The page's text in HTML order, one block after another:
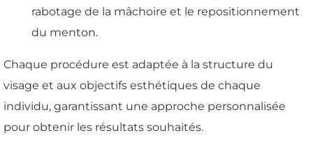
rabotage de la mâchoire et le repositionnement
du menton.
Chaque procédure est adaptée à la structure du
visage et aux objectifs esthétiques de chaque
individu, garantissant une approche personnalisée
pour obtenir les résultats souhaités.